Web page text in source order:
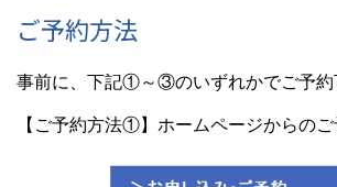
ご予約方法
事前に、下記①～③のいずれかでご予約
【ご予約方法①】ホームページからのご